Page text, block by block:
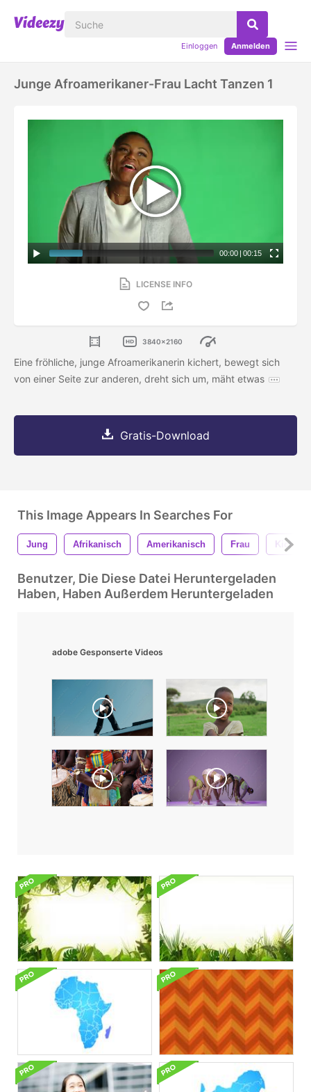
Einloggen Anmelden
Junge Afroamerikaner-Frau Lacht Tanzen 1
00:00 | 00:15
LICENSE INFO
3840x2160
Eine fröhliche, junge Afroamerikanerin kichert, bewegt sich
von einer Seite zur anderen, dreht sich um, mäht etwas
Gratis-Download
This Image Appears In Searches For
Jung Afrikanisch Amerikanisch Frau Kichern
Benutzer, Die Diese Datei Heruntergeladen
Haben, Haben Außerdem Heruntergeladen
adobe Gesponserte Videos